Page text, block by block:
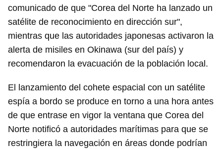
comunicado de que "Corea del Norte ha lanzado un
satélite de reconocimiento en dirección sur",
mientras que las autoridades japonesas activaron la
alerta de misiles en Okinawa (sur del país) y
recomendaron la evacuación de la población local.
El lanzamiento del cohete espacial con un satélite
espía a bordo se produce en torno a una hora antes
de que entrase en vigor la ventana que Corea del
Norte notificó a autoridades marítimas para que se
restringiera la navegación en áreas donde podrían